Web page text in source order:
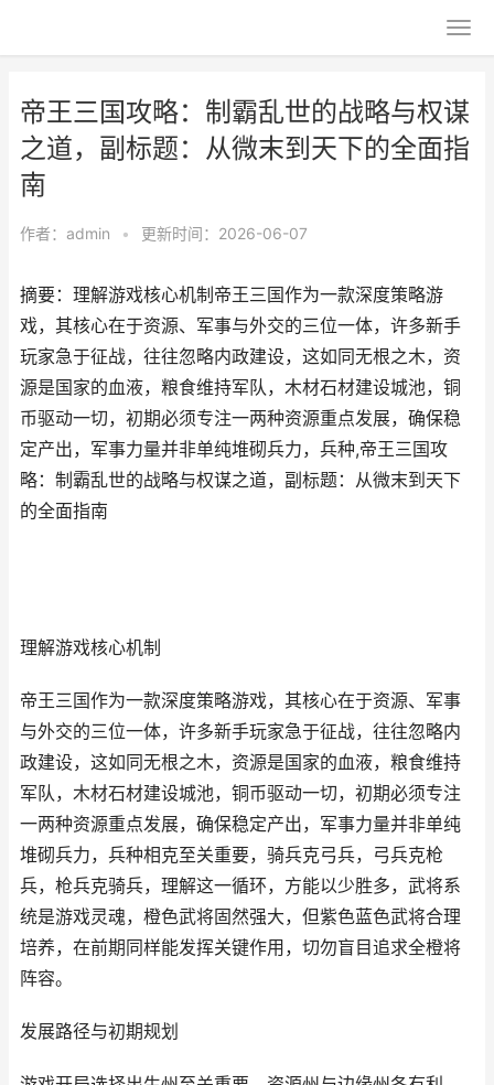
帝王三国攻略：制霸乱世的战略与权谋
之道，副标题：从微末到天下的全面指
南
作者： admin • 更新时间：2026-06-07
摘要：理解游戏核心机制帝王三国作为一款深度策略游
戏，其核心在于资源、军事与外交的三位一体，许多新手
玩家急于征战，往往忽略内政建设，这如同无根之木，资
源是国家的血液，粮食维持军队，木材石材建设城池，铜
币驱动一切，初期必须专注一两种资源重点发展，确保稳
定产出，军事力量并非单纯堆砌兵力，兵种,帝王三国攻
略：制霸乱世的战略与权谋之道，副标题：从微末到天下
的全面指南
理解游戏核心机制
帝王三国作为一款深度策略游戏，其核心在于资源、军事
与外交的三位一体，许多新手玩家急于征战，往往忽略内
政建设，这如同无根之木，资源是国家的血液，粮食维持
军队，木材石材建设城池，铜币驱动一切，初期必须专注
一两种资源重点发展，确保稳定产出，军事力量并非单纯
堆砌兵力，兵种相克至关重要，骑兵克弓兵，弓兵克枪
兵，枪兵克骑兵，理解这一循环，方能以少胜多，武将系
统是游戏灵魂，橙色武将固然强大，但紫色蓝色武将合理
培养，在前期同样能发挥关键作用，切勿盲目追求全橙将
阵容。
发展路径与初期规划